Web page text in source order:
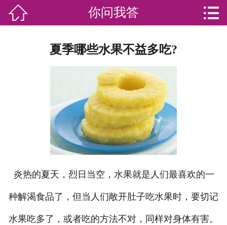
加盟苏家联
荣誉资质
家政资讯
关于我们
联系我们
 你问我答 
夏季哪些水果不益多吃?
炎热的夏天，烈日当空，水果就是人们最喜欢的一
种解渴食品了，但当人们敞开肚子吃水果时，要切记
水果吃多了，或者吃的方法不对，同样对身体有害。